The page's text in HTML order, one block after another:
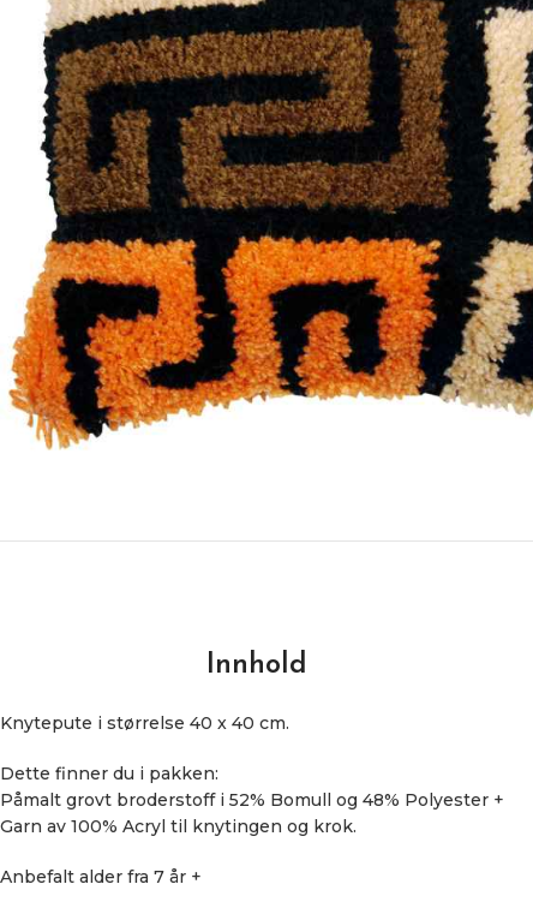
Innhold
Knytepute i størrelse 40 x 40 cm.
Dette finner du i pakken:
Påmalt grovt broderstoff i 52% Bomull og 48% Polyester +
Garn av 100% Acryl til knytingen og krok.
Anbefalt alder fra 7 år +